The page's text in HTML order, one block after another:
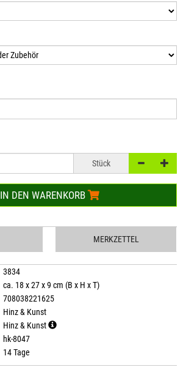
Stück
IN DEN WARENKORB
MERKZETTEL
3834
ca. 18 x 27 x 9 cm (B x H x T)
708038221625
Hinz & Kunst
Hinz & Kunst
hk-8047
14 Tage